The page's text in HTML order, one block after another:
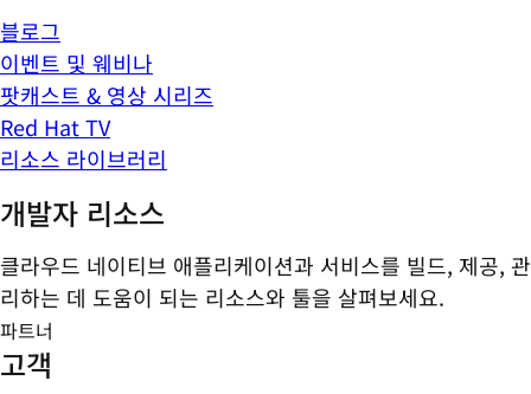
블로그
이벤트 및 웨비나
팟캐스트 & 영상 시리즈
Red Hat TV
리소스 라이브러리
개발자 리소스
클라우드 네이티브 애플리케이션과 서비스를 빌드, 제공, 관
리하는 데 도움이 되는 리소스와 툴을 살펴보세요.
파트너
고객